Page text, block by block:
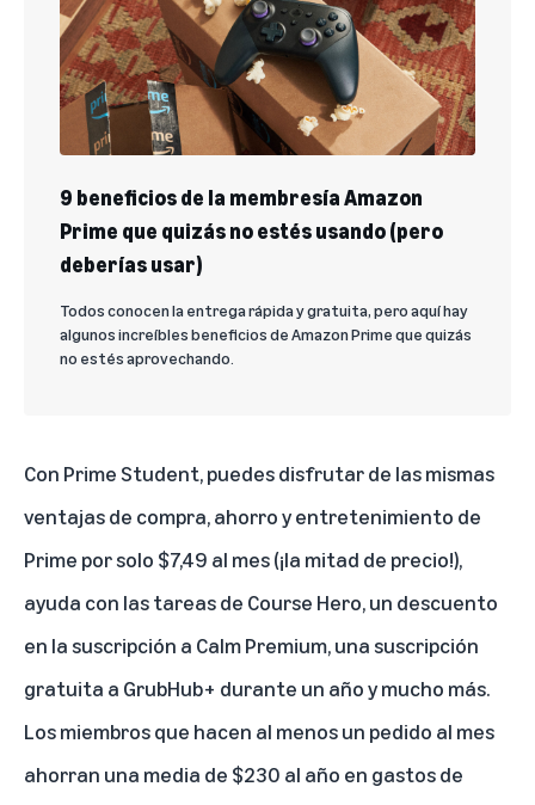
9 beneficios de la membresía Amazon
Prime que quizás no estés usando (pero
deberías usar)
Todos conocen la entrega rápida y gratuita, pero aquí hay
algunos increíbles beneficios de Amazon Prime que quizás
no estés aprovechando.
Con Prime Student, puedes disfrutar de las mismas
ventajas de compra, ahorro y entretenimiento de
Prime por solo $7,49 al mes (¡la mitad de precio!),
ayuda con las tareas de Course Hero, un descuento
en la suscripción a Calm Premium, unasuscripción
gratuita a GrubHub+ durante un año y mucho más.
Los miembros que hacen al menos un pedido al mes
ahorran una media de $230 al año en gastos de